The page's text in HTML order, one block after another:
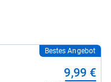
Bestes Angebot
9,99 €